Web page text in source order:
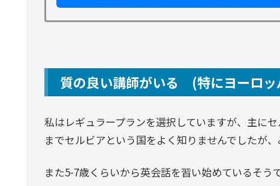
質の良い講師がいる (特にヨーロッ
私はレギュラープランを選択していますが、主に
までセルビアという国をよく知りませんでしたが、
また5-7歳くらいから英会話を習い始めているそう